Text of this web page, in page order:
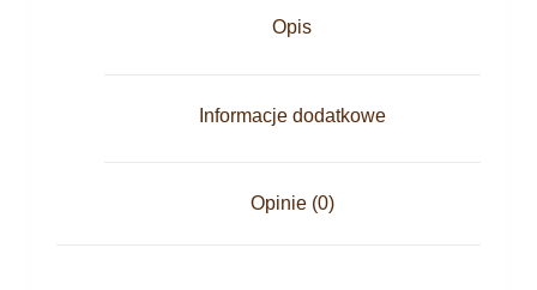
Opis
Informacje dodatkowe
Opinie (0)